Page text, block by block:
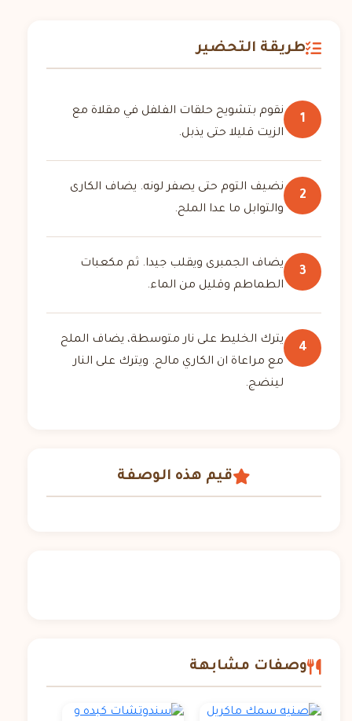
طريقة التحضير
1
نقوم بتشويح حلقات الفلفل في مقلاة مع
الزيت قليلا حتى يذبل.
2
نضيف التوم حتى يصفر لونه. يضاف الكارى
والتوابل ما عدا الملح.
3
يضاف الجمبرى ويقلب جيدا. ثم مكعبات
الطماطم وقليل من الماء.
4
يترك الخليط على نار متوسطة، يضاف الملح
مع مراعاة ان الكاري مالح. ويترك على النار
لينضج.
قيم هذه الوصفة
وصفات مشابهة